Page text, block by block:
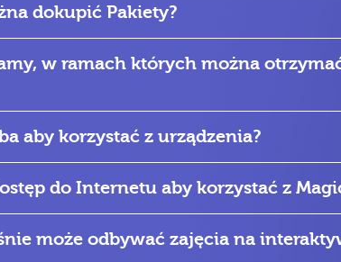
dokupić Pakiety?
w ramach których można
aby korzystać z urządzenia?
do Internetu aby korzystać z
może odbywać zajęcia na